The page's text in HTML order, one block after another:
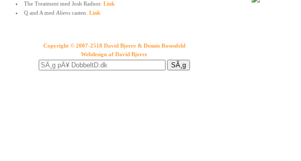
The Treatment med Josh Radnor. Link
Q and A med Aliens casten. Link
Copyright © 2007-2518 David Bjerre & Dennis Rosenfeld
Webdesign af David Bjerre
SÃ¸g